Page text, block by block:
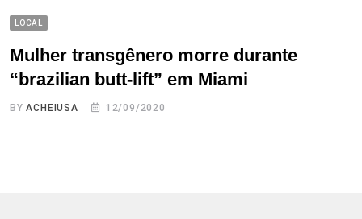
LOCAL
Mulher transgênero morre durante
“brazilian butt-lift” em Miami
BYACHEIUSA 12/09/2020